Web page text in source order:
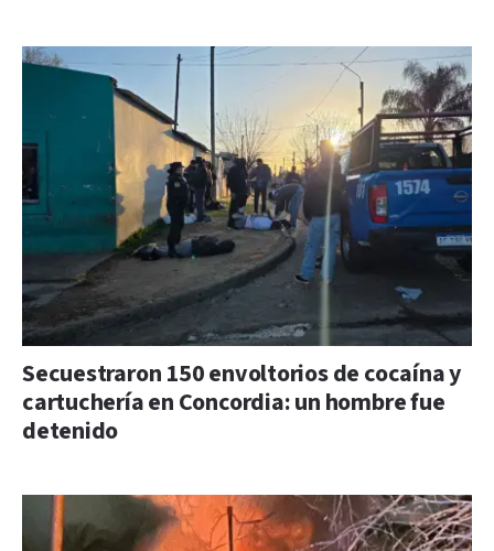
Secuestraron 150 envoltorios de cocaína y
cartuchería en Concordia: un hombre fue
detenido